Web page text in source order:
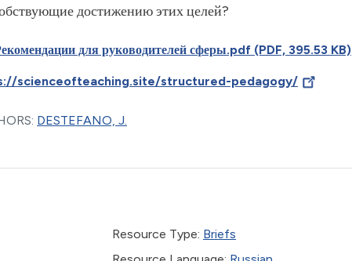
достижению этих целей?
для руководителей сферы.pdf (PDF, 395.53 KB)
scienceofteaching.site/structured-pedagogy/
DESTEFANO, J.
Resource Type: Briefs